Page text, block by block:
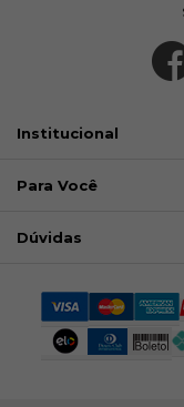
Institucional
Para Você
Dúvidas